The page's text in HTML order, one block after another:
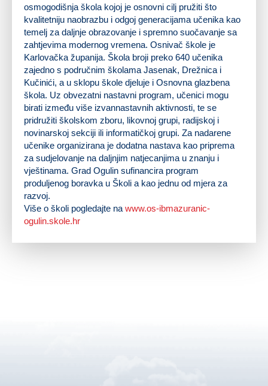
osmogodišnja škola kojoj je osnovni cilj pružiti što
kvalitetniju naobrazbu i odgoj generacijama učenika kao
temelj za daljnje obrazovanje i spremno suočavanje sa
zahtjevima modernog vremena. Osnivač škole je
Karlovačka županija. Škola broji preko 640 učenika
zajedno s područnim školama Jasenak, Drežnica i
Kučinići, a u sklopu škole djeluje i Osnovna glazbena
škola. Uz obvezatni nastavni program, učenici mogu
birati između više izvannastavnih aktivnosti, te se
pridružiti školskom zboru, likovnoj grupi, radijskoj i
novinarskoj sekciji ili informatičkoj grupi. Za nadarene
učenike organizirana je dodatna nastava kao priprema
za sudjelovanje na daljnjim natjecanjima u znanju i
vještinama. Grad Ogulin sufinancira program
produljenog boravka u Školi a kao jednu od mjera za
razvoj.
Više o školi pogledajte na www.os-ibmazuranic-
ogulin.skole.hr